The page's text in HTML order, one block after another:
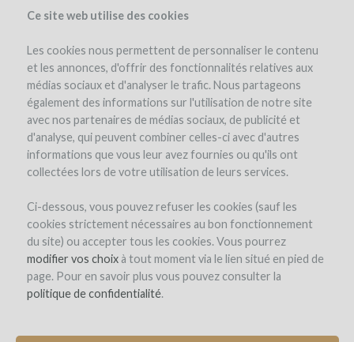
Ce site web utilise des cookies
Les cookies nous permettent de personnaliser le contenu
et les annonces, d'offrir des fonctionnalités relatives aux
médias sociaux et d'analyser le trafic. Nous partageons
également des informations sur l'utilisation de notre site
avec nos partenaires de médias sociaux, de publicité et
d'analyse, qui peuvent combiner celles-ci avec d'autres
informations que vous leur avez fournies ou qu'ils ont
collectées lors de votre utilisation de leurs services.
Ci-dessous, vous pouvez refuser les cookies (sauf les
cookies strictement nécessaires au bon fonctionnement
du site) ou accepter tous les cookies. Vous pourrez
modifier vos choixà tout moment via le lien situé en pied de
page. Pour en savoir plus vous pouvez consulter la
politique de confidentialité.
INSCRIPTION
Bienvenue sur